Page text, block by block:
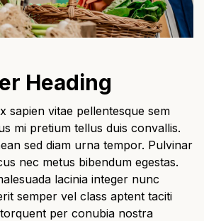
Heading
sapien vitae pellentesque sem
mi pretium tellus duis convallis.
sed diam urna tempor. Pulvinar
nec metus bibendum egestas.
lacinia integer nunc
semper vel class aptent taciti
per conubia nostra